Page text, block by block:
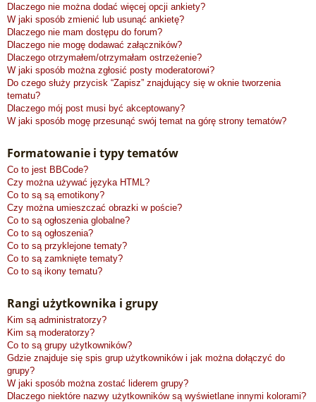
Dlaczego nie można dodać więcej opcji ankiety?
W jaki sposób zmienić lub usunąć ankietę?
Dlaczego nie mam dostępu do forum?
Dlaczego nie mogę dodawać załączników?
Dlaczego otrzymałem/otrzymałam ostrzeżenie?
W jaki sposób można zgłosić posty moderatorowi?
Do czego służy przycisk “Zapisz” znajdujący się w oknie tworzenia
tematu?
Dlaczego mój post musi być akceptowany?
W jaki sposób mogę przesunąć swój temat na górę strony tematów?
Formatowanie i typy tematów
Co to jest BBCode?
Czy można używać języka HTML?
Co to są są emotikony?
Czy można umieszczać obrazki w poście?
Co to są ogłoszenia globalne?
Co to są ogłoszenia?
Co to są przyklejone tematy?
Co to są zamknięte tematy?
Co to są ikony tematu?
Rangi użytkownika i grupy
Kim są administratorzy?
Kim są moderatorzy?
Co to są grupy użytkowników?
Gdzie znajduje się spis grup użytkowników i jak można dołączyć do
grupy?
W jaki sposób można zostać liderem grupy?
Dlaczego niektóre nazwy użytkowników są wyświetlane innymi kolorami?